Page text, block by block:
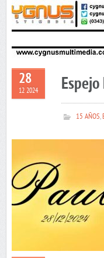
28
12 2024
15 AÑOS,